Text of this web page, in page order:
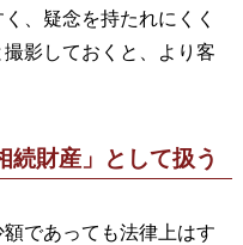
、疑念を持たれにくく
影しておくと、より客
続財産」として扱う
であっても法律上はす